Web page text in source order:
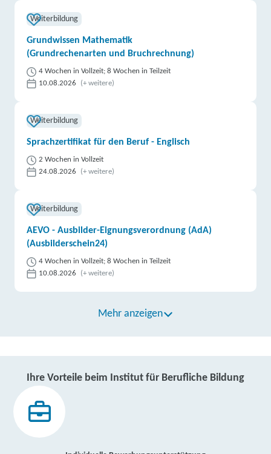
Weiterbildung
Grundwissen Mathematik
(Grundrechenarten und Bruchrechnung)
4 Wochen in Vollzeit; 8 Wochen in Teilzeit
10.08.2026
(+ weitere)
Weiterbildung
Sprachzertifikat für den Beruf - Englisch
2 Wochen in Vollzeit
24.08.2026
(+ weitere)
Weiterbildung
AEVO - Ausbilder-Eignungsverordnung (AdA)
(Ausbilderschein24)
4 Wochen in Vollzeit; 8 Wochen in Teilzeit
10.08.2026
(+ weitere)
Mehr anzeigen
Ihre Vorteile beim Institut für Berufliche Bildung